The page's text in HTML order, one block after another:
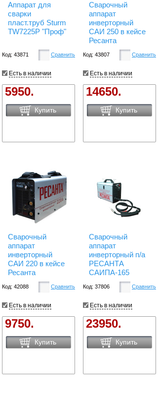
Аппарат для
сварки
пласт.труб Sturm
TW7225P "Проф"
Код: 43871 Сравнить
Есть в наличии
5950.
Купить
Сварочный
аппарат
инверторный
САИ 250 в кейсе
Ресанта
Код: 43807 Сравнить
Есть в наличии
14650.
Купить
Сварочный
аппарат
инверторный
САИ 220 в кейсе
Ресанта
Код: 42088 Сравнить
Есть в наличии
9750.
Купить
Сварочный
аппарат
инверторный п/а
РЕСАНТА
САИПА-165
Код: 37806 Сравнить
Есть в наличии
23950.
Купить